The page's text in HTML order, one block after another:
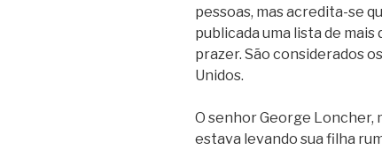
pessoas, mas acredita-se
publicada uma lista de
prazer. São considerados
Unidos.
O senhor George Loncher,
estava levando sua filha